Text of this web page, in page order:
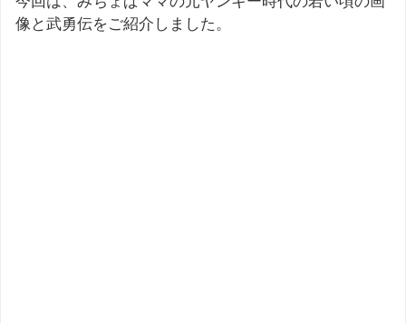
像と武勇伝をご紹介しました。